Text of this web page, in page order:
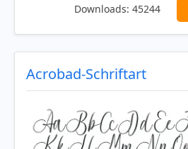
Downloads: 45244
Acrobad-Schriftart